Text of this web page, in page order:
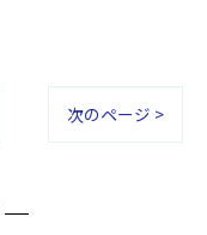
次のページ >